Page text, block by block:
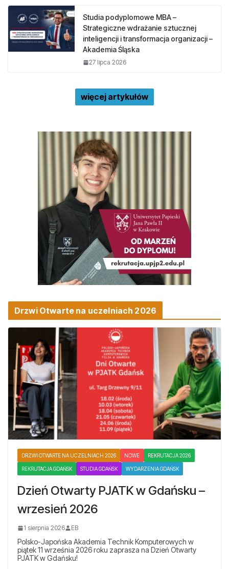
Studia podyplomowe MBA –
Strategiczne wdrażanie sztucznej
inteligencji i transformacja organizacji –
Akademia Śląska
27 lipca 2026
więcej artykułów
Drzwi Otwarte na uczelniach 2026
DRZWI OTWARTE NA UCZELNIACH 2026 NOWE REKRUTACJA 2026
REKRUTACJA GDAŃSK STUDIA GDAŃSK WYDARZENIA GDAŃSK
Dzień Otwarty PJATK w Gdańsku –
wrzesień 2026
1 sierpnia 2026 EB
Polsko-Japońska Akademia Technik Komputerowych w
piątek 11 września 2026 roku zaprasza na Dzień Otwarty
PJATK w Gdańsku!